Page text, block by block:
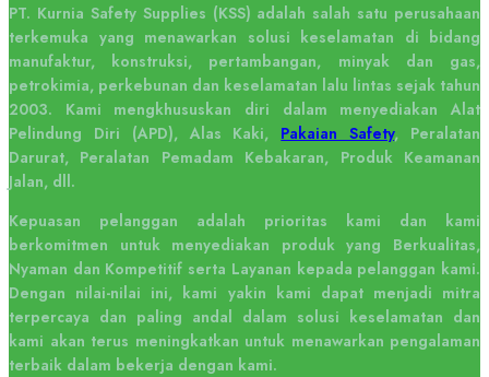
PT. Kurnia Safety Supplies (KSS) adalah salah satu perusahaan
terkemuka yang menawarkan solusi keselamatan di bidang
manufaktur, konstruksi, pertambangan, minyak dan gas,
petrokimia, perkebunan dan keselamatan lalu lintas sejak tahun
2003. Kami mengkhususkan diri dalam menyediakan Alat
Pelindung Diri (APD), Alas Kaki, Pakaian Safety, Peralatan
Darurat, Peralatan Pemadam Kebakaran, Produk Keamanan
Jalan, dll.
Kepuasan pelanggan adalah prioritas kami dan kami
berkomitmen untuk menyediakan produk yang Berkualitas,
Nyaman dan Kompetitif serta Layanan kepada pelanggan kami.
Dengan nilai-nilai ini, kami yakin kami dapat menjadi mitra
terpercaya dan paling andal dalam solusi keselamatan dan
kami akan terus meningkatkan untuk menawarkan pengalaman
terbaik dalam bekerja dengan kami.